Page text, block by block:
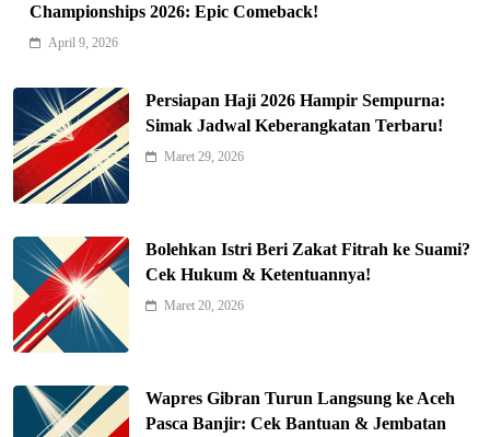
Indonesia Siap Gaspol! Jadi Pemain
Belajar
Berita Nasional
Championships 2026: Epic Comeback!
April 9, 2026
Persiapan Haji 2026 Hampir Sempurna:
Simak Jadwal Keberangkatan Terbaru!
Maret 29, 2026
Bolehkan Istri Beri Zakat Fitrah ke Suami?
Cek Hukum & Ketentuannya!
Maret 20, 2026
Wapres Gibran Turun Langsung ke Aceh
Pasca Banjir: Cek Bantuan & Jembatan